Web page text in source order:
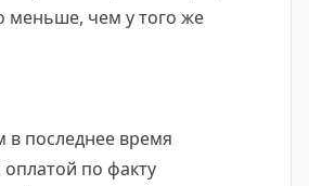
меньше, чем у того же
в последнее время
по факту